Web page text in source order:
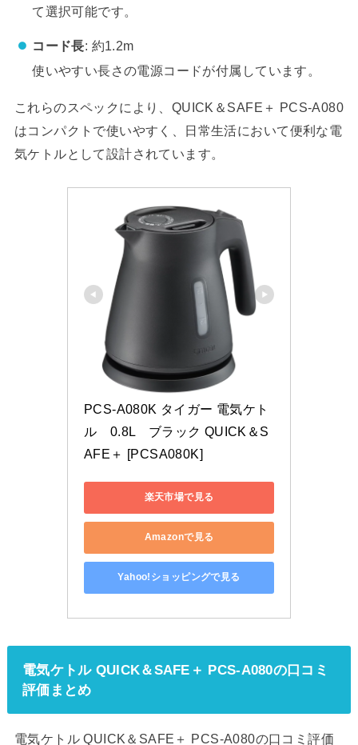
て選択可能です。
コード長: 約1.2m
使いやすい長さの電源コードが付属しています。
これらのスペックにより、QUICK＆SAFE＋ PCS-A080
はコンパクトで使いやすく、日常生活において便利な電
気ケトルとして設計されています。
PCS-A080K タイガー 電気ケト
ル　0.8L　ブラック QUICK＆S
AFE＋ [PCSA080K]
楽天市場で見る
Amazonで見る
Yahoo!ショッピングで見る
電気ケトル QUICK＆SAFE＋ PCS-A080の口コミ
評価まとめ
電気ケトル QUICK＆SAFE＋ PCS-A080の口コミ評価